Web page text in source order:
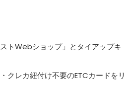
トWebショップ」とタイアップキ
クレカ紐付け不要のETCカードをリ